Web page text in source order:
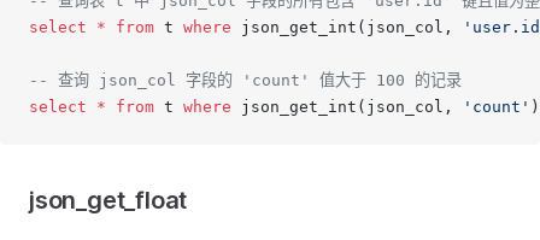
select * from t where json_get_int(json_col,
-- 查询 json_col 字段的 'count' 值大于 100 的记录
select * from t where json_get_int(json_col, 'count'
json_get_float